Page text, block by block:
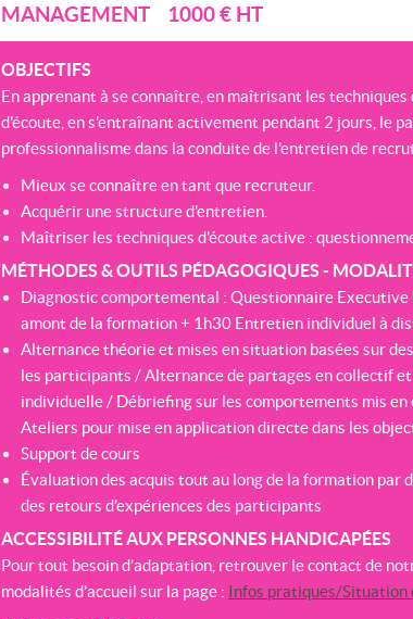
MANAGEMENT 1000 € HT
OBJECTIFS
En apprenant à se connaître, en maîtrisant les
d'écoute, en s'entraînant activement pendant 2 jours, le
professionnalisme dans la conduite de l'entretien de
Mieux se connaître en tant que recruteur.
Acquérir une structure d'entretien.
Maîtriser les techniques d'écoute active :
MÉTHODES & OUTILS PÉDAGOGIQUES -
Diagnostic comportemental : Questionnaire
amont de la formation + 1h30 Entretien individuel à
Alternance théorie et mises en situation basées sur
les participants / Alternance de partages en collectif
individuelle / Débriefing sur les comportements mis
Ateliers pour mise en application directe dans les
Support de cours
Évaluation des acquis tout au long de la formation par
des retours d’expériences des participants
ACCESSIBILITÉ AUX PERSONNES HANDICAPÉES
Pour tout besoin d’adaptation, retrouver le contact de
modalités d’accueil sur la page : Infos pratiques/Situation